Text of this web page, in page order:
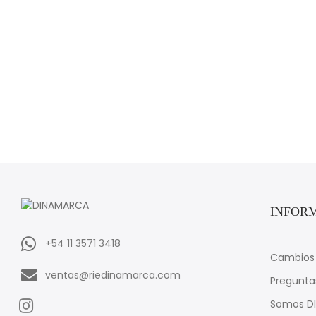
+54 11 3571 3418
ventas@riedinamarca.com
Somos